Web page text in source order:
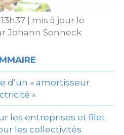
mis à jour le
Johann Sonneck
d’un « amortisseur
»
les entreprises et filet
les collectivités